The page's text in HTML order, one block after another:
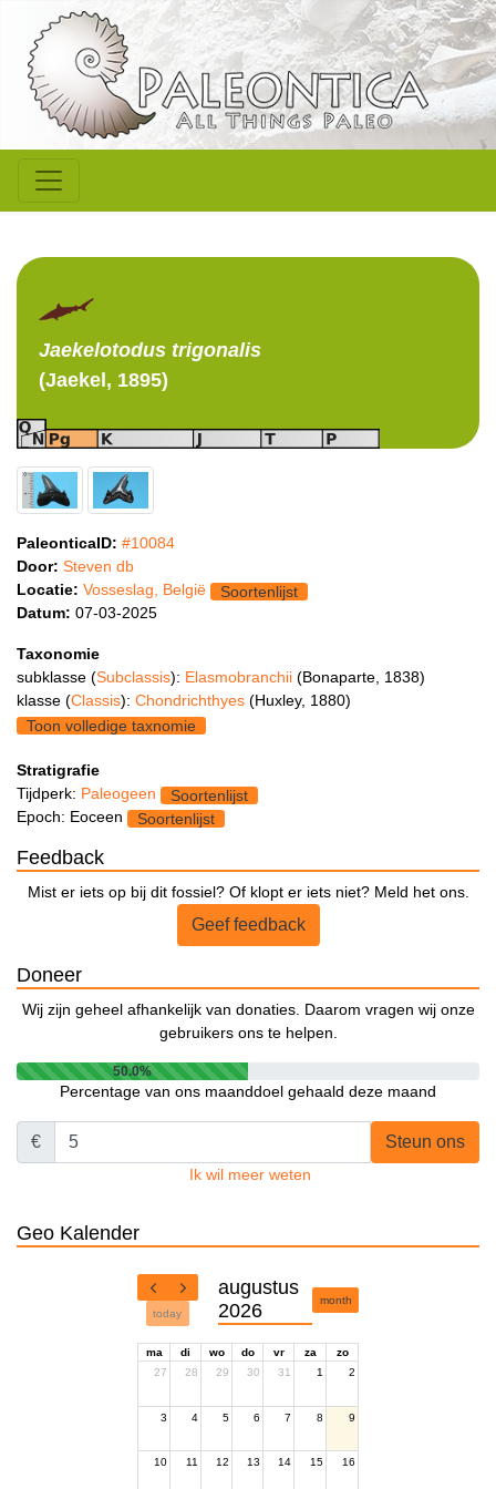
Jaekelotodus trigonalis
(Jaekel, 1895)
PaleonticaID: #10084
Door: Steven db
Locatie: Vosseslag, België
Soortenlijst
Datum: 07-03-2025
Taxonomie
subklasse (Subclassis): Elasmobranchii (Bonaparte, 1838)
klasse (Classis): Chondrichthyes (Huxley, 1880)
Toon volledige taxnomie
Stratigrafie
Tijdperk: Paleogeen
Soortenlijst
Epoch: Eoceen
Soortenlijst
Feedback
Mist er iets op bij dit fossiel? Of klopt er iets niet? Meld het ons.
Geef feedback
Doneer
Wij zijn geheel afhankelijk van donaties. Daarom vragen wij onze
gebruikers ons te helpen.
50.0%
Percentage van ons maanddoel gehaald deze maand
€ Steun ons
Ik wil meer weten
Geo Kalender
today
augustus
2026
month
ma di wo do vr za
zo
27
28 29 30 31 1 2
3 4 5 6 7 8 9
10 11 12 13 14 15 16